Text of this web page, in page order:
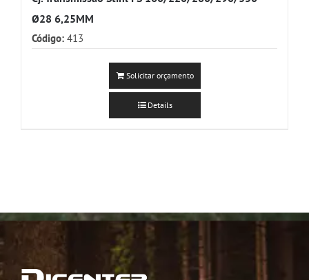
Ø28 6,25MM
Código: 413
Solicitar orçamento
Details